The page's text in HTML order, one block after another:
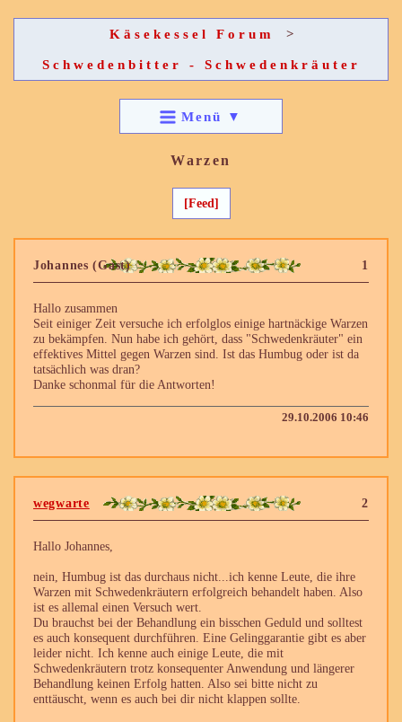
Käsekessel Forum
>
Schwedenbitter - Schwedenkräuter
Menü ▼
Warzen
[Feed]
1
Johannes (Gast)
Hallo zusammen
Seit einiger Zeit versuche ich erfolglos einige hartnäckige Warzen
zu bekämpfen. Nun habe ich gehört, dass "Schwedenkräuter" ein
effektives Mittel gegen Warzen sind. Ist das Humbug oder ist da
tatsächlich was dran?
Danke schonmal für die Antworten!
29.10.2006 10:46
2
wegwarte
Hallo Johannes,
nein, Humbug ist das durchaus nicht...ich kenne Leute, die ihre
Warzen mit Schwedenkräutern erfolgreich behandelt haben. Also
ist es allemal einen Versuch wert.
Du brauchst bei der Behandlung ein bisschen Geduld und solltest
es auch konsequent durchführen. Eine Gelinggarantie gibt es aber
leider nicht. Ich kenne auch einige Leute, die mit
Schwedenkräutern trotz konsequenter Anwendung und längerer
Behandlung keinen Erfolg hatten. Also sei bitte nicht zu
enttäuscht, wenn es auch bei dir nicht klappen sollte.